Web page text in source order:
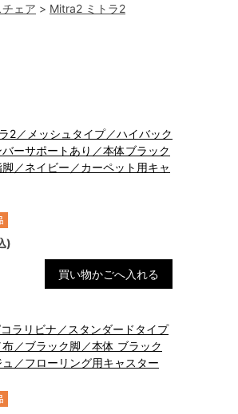
ェア > Mitra2 ミトラ2
2／メッシュタイプ／ハイバック
ーサポートあり／本体ブラック
／ネイビー／カーペット用キャ
)
買い物かごへ入れる
ラリビナ／スタンダードタイプ
／ブラック脚／本体 ブラック
／フローリング用キャスター